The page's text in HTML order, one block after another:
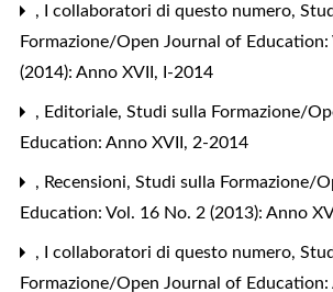
, I collaboratori di questo numero,
Formazione/Open Journal of Education:
(2014): Anno XVII, I-2014
, Editoriale, Studi sulla Formazione/
Education: Anno XVII, 2-2014
, Recensioni, Studi sulla Formazione/
Education: Vol. 16 No. 2 (2013): Anno
, I collaboratori di questo numero,
Formazione/Open Journal of